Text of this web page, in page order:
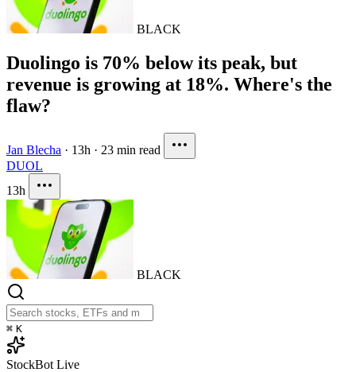
BLACK
Duolingo is 70% below its peak, but
revenue is growing at 18%. Where's the
flaw?
Jan Blecha · 13h · 23 min read
DUOL
13h
BLACK
⌘ K
StockBot Live